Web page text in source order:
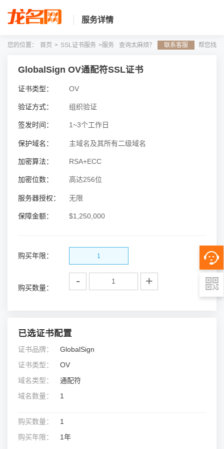
服务详情
查询太麻烦？ 联系客服 帮您找
您的位置： 首页 > SSL证书服务 >服务
GlobalSign OV通配符SSL证书
证书类型： OV
验证方式： 组织验证
签发时间： 1~3个工作日
保护域名： 主域名及其所有二级域名
加密算法： RSA+ECC
加密位数： 高达256位
服务器授权： 无限
保障金额： $1,250,000
购买年限： 1
购买数量： - +
已选证书配置
证书品牌：
GlobalSign
证书类型：
OV
域名类型：
通配符
域名数量：
1
购买数量：
1
购买年限：
1年